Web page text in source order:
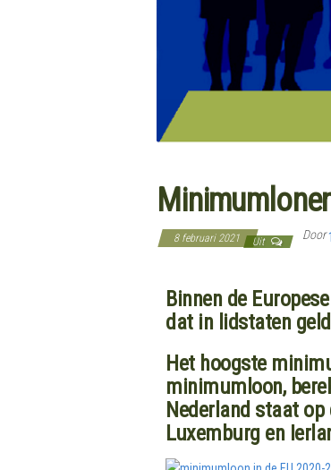
8 februari 2021 Uit Door
Binnen de
dat in lidstaten
Het hoogste
minimumloon,
Nederland staat
Luxemburg en